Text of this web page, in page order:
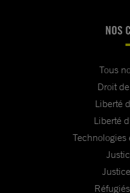
NOS
Tous
Droit
Liberté
Liberté
Technologies